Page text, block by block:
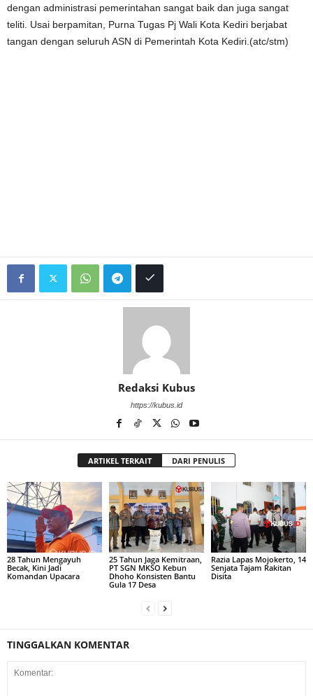
dengan administrasi pemerintahan sangat baik dan juga sangat
teliti. Usai berpamitan, Purna Tugas Pj Wali Kota Kediri berjabat
tangan dengan seluruh ASN di Pemerintah Kota Kediri.(atc/stm)
Redaksi Kubus
https://kubus.id
ARTIKEL TERKAIT DARI PENULIS
28 Tahun Mengayuh
Becak, Kini Jadi
Komandan Upacara
25 Tahun Jaga Kemitraan,
PT SGN MKSO Kebun
Dhoho Konsisten Bantu
Gula 17 Desa
Razia Lapas Mojokerto, 14
Senjata Tajam Rakitan
Disita
TINGGALKAN KOMENTAR